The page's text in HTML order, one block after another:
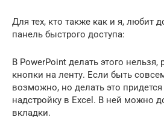
Для тех, кто также как и я, любит
панель быстрого доступа:
В PowerPoint делать этого нельзя,
кнопки на ленту. Если быть
возможно, но делать это
надстройку в Excel. В ней можно
вкладки.